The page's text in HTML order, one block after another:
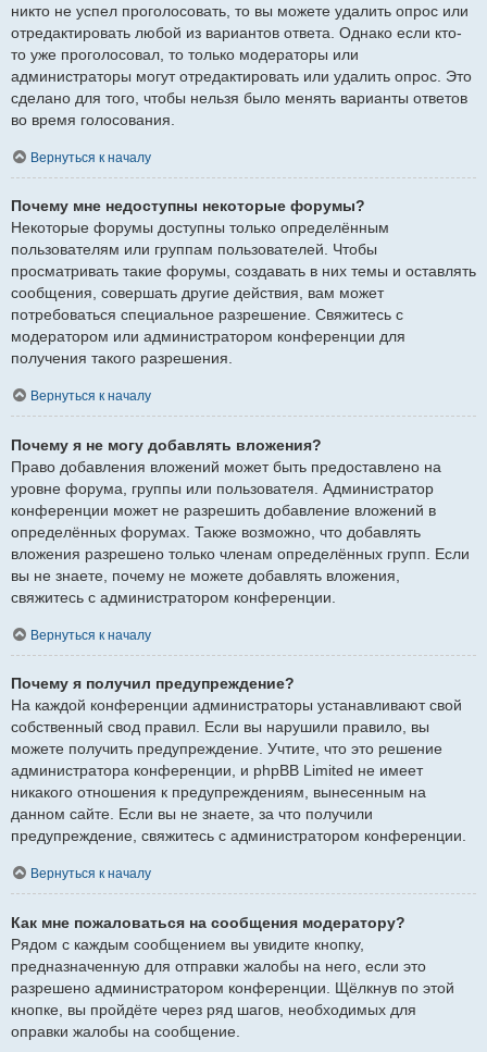
никто не успел проголосовать, то вы можете удалить опрос или
отредактировать любой из вариантов ответа. Однако если кто-
то уже проголосовал, то только модераторы или
администраторы могут отредактировать или удалить опрос. Это
сделано для того, чтобы нельзя было менять варианты ответов
во время голосования.
Вернуться к началу
Почему мне недоступны некоторые форумы?
Некоторые форумы доступны только определённым
пользователям или группам пользователей. Чтобы
просматривать такие форумы, создавать в них темы и оставлять
сообщения, совершать другие действия, вам может
потребоваться специальное разрешение. Свяжитесь с
модератором или администратором конференции для
получения такого разрешения.
Вернуться к началу
Почему я не могу добавлять вложения?
Право добавления вложений может быть предоставлено на
уровне форума, группы или пользователя. Администратор
конференции может не разрешить добавление вложений в
определённых форумах. Также возможно, что добавлять
вложения разрешено только членам определённых групп. Если
вы не знаете, почему не можете добавлять вложения,
свяжитесь с администратором конференции.
Вернуться к началу
Почему я получил предупреждение?
На каждой конференции администраторы устанавливают свой
собственный свод правил. Если вы нарушили правило, вы
можете получить предупреждение. Учтите, что это решение
администратора конференции, и phpBB Limited не имеет
никакого отношения к предупреждениям, вынесенным на
данном сайте. Если вы не знаете, за что получили
предупреждение, свяжитесь с администратором конференции.
Вернуться к началу
Как мне пожаловаться на сообщения модератору?
Рядом с каждым сообщением вы увидите кнопку,
предназначенную для отправки жалобы на него, если это
разрешено администратором конференции. Щёлкнув по этой
кнопке, вы пройдёте через ряд шагов, необходимых для
оправки жалобы на сообщение.